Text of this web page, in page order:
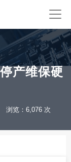
产维保硬
浏览：6,076 次